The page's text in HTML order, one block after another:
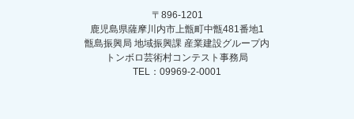
〒896-1201
鹿児島県薩摩川内市上甑町中甑481番地1
甑島振興局 地域振興課 産業建設グループ内
トンボロ芸術村コンテスト事務局
TEL：09969-2-0001